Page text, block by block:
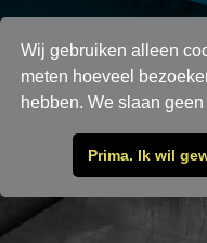
Wij gebruiken alleen
meten hoeveel
hebben. We slaan
Prima. Ik wil